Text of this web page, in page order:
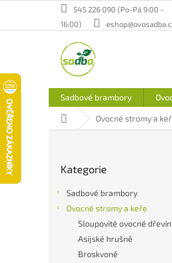
545 226 090 (Po-Pá 9:00 -
16:00)
Sadbové brambory
Domů Ovocné stromy a
kategorie
Kategorie
Sadbové brambory
Ovocné stromy a keře
Sloupovité ovocné
Asijské hrušně
Broskvoně